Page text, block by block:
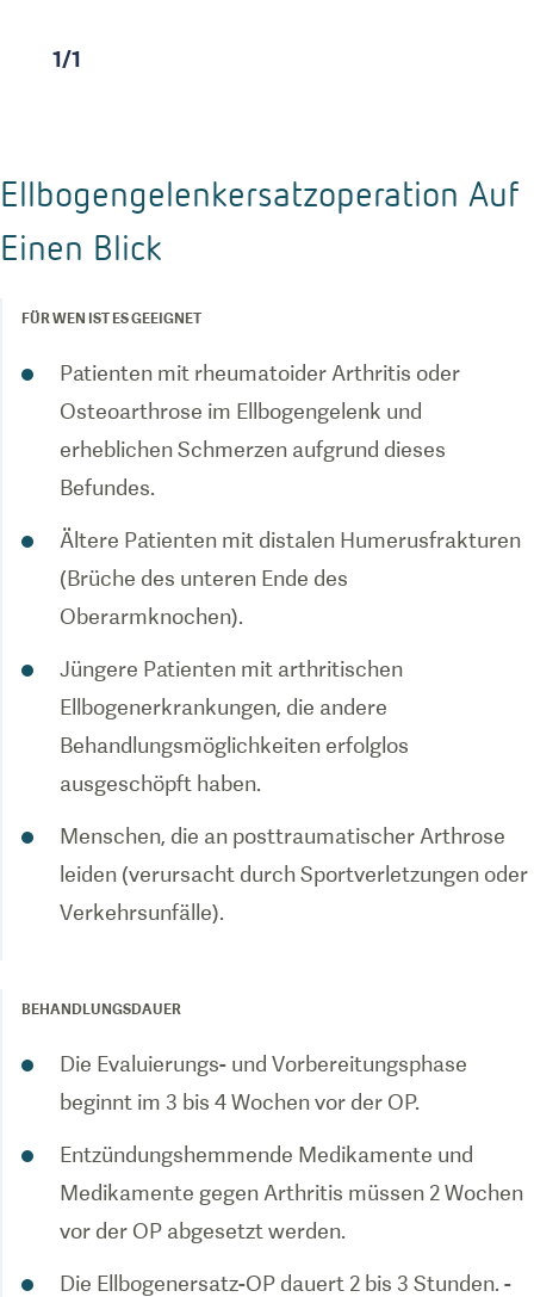
1/1
Ellbogengelenkersatzoperation Auf
Einen Blick
FÜR WEN IST ES GEEIGNET
Patienten mit rheumatoider Arthritis oder
Osteoarthrose im Ellbogengelenk und
erheblichen Schmerzen aufgrund dieses
Befundes.
Ältere Patienten mit distalen Humerusfrakturen
(Brüche des unteren Ende des
Oberarmknochen).
Jüngere Patienten mit arthritischen
Ellbogenerkrankungen, die andere
Behandlungsmöglichkeiten erfolglos
ausgeschöpft haben.
Menschen, die an posttraumatischer Arthrose
leiden (verursacht durch Sportverletzungen oder
Verkehrsunfälle).
BEHANDLUNGSDAUER
Die Evaluierungs- und Vorbereitungsphase
beginnt im 3 bis 4 Wochen vor der OP.
Entzündungshemmende Medikamente und
Medikamente gegen Arthritis müssen 2 Wochen
vor der OP abgesetzt werden.
Die Ellbogenersatz-OP dauert 2 bis 3 Stunden. -